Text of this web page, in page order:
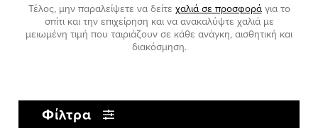
Τέλος, μην παραλείψετε να δείτε χαλιά σε προσφοράγια το
σπίτι και την επιχείρηση και να ανακαλύψτε χαλιά με
μειωμένη τιμή που ταιριάζουν σε κάθε ανάγκη, αισθητική και
διακόσμηση.
Φίλτρα